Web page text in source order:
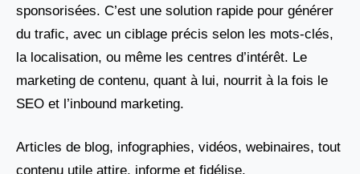
sponsorisées. C’est une solution rapide pour générer
du trafic, avec un ciblage précis selon les mots-clés,
la localisation, ou même les centres d’intérêt. Le
marketing de contenu, quant à lui, nourrit à la fois le
SEO et l’inbound marketing.
Articles de blog, infographies, vidéos, webinaires, tout
contenu utile attire, informe et fidélise.